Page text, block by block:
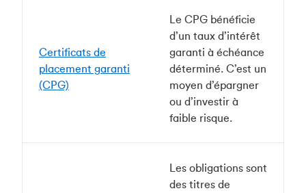
Certificats de
placement garanti
(CPG)
Le CPG bénéficie
d’un taux d’intérêt
garanti à échéance
déterminé. C’est un
moyen d’épargner
ou d’investir à
faible risque.
Les obligations sont
des titres de